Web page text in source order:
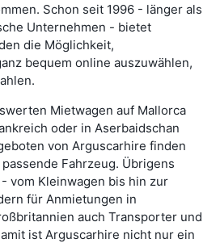
Schon seit 1996 - länger als
Unternehmen - bietet
die Möglichkeit,
bequem online auszuwählen,
Mietwagen auf Mallorca
oder in Aserbaidschan
von Arguscarhire finden
Fahrzeug. Übrigens
vom Kleinwagen bis hin zur
für Anmietungen in
auch Transporter und
ist Arguscarhire nicht nur ein